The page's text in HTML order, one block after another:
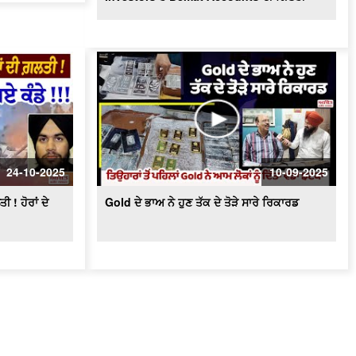
24-10-2025
! ਹੋਰਾਂ ਦੇ
10-09-2025
Gold ਦੇ ਭਾਅ ਨੇ ਹੁਣ ਤੱਕ ਦੇ ਤੋੜੇ ਸਾਰੇ ਰਿਕਾਰਡ